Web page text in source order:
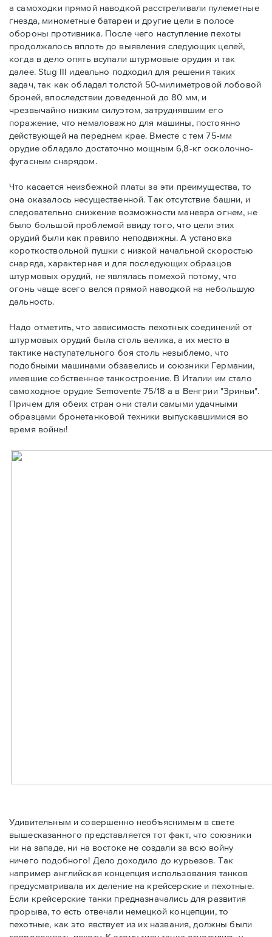
а самоходки прямой наводкой расстреливали пулеметные
гнезда, минометные батареи и другие цели в полосе
обороны противника. После чего наступление пехоты
продолжалось вплоть до выявления следующих целей,
когда в дело опять всупали штурмовые орудия и так
далее. Stug III идеально подходил для решения таких
задач, так как обладал толстой 50-милиметровой лобовой
броней, впоследствии доведенной до 80 мм, и
чрезвычайно низким силуэтом, затруднявшим его
поражение, что немаловажно для машины, постоянно
действующей на переднем крае. Вместе с тем 75-мм
орудие обладало достаточно мощным 6,8-кг осколочно-
фугасным снарядом.
Что касается неизбежной платы за эти преимущества, то
она оказалось несущественной. Так отсутствие башни, и
следовательно снижение возможности маневра огнем, не
было большой проблемой ввиду того, что цели этих
орудий были как правило неподвижны. А установка
короткоствольной пушки с низкой начальной скоростью
снаряда, характерная и для последующих образцов
штурмовых орудий, не являлась помехой потому, что
огонь чаще всего велся прямой наводкой на небольшую
дальность.
Надо отметить, что зависимость пехотных соединений от
штурмовых орудий была столь велика, а их место в
тактике наступательного боя столь незыблемо, что
подобными машинами обзавелись и союзники Германии,
имевшие собственное танкостроение. В Италии им стало
самоходное орудие Semovente 75/18 а в Венгрии "Зриньи".
Причем для обеих стран они стали самыми удачными
образцами бронетанковой техники выпускавшимися во
время войны!
Удивительным и совершенно необъяснимым в свете
вышесказанного представляется тот факт, что союзники
ни на западе, ни на востоке не создали за всю войну
ничего подобного! Дело доходило до курьезов. Так
например английская концепция использования танков
предусматривала их деление на крейсерские и пехотные.
Если крейсерские танки предназначались для развития
прорыва, то есть отвечали немецкой концепции, то
пехотные, как это явствует из их названия, должны были